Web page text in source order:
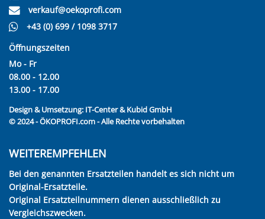
verkauf@oekoprofi.com
+43 (0) 699 / 1098 3717
Öffnungszeiten
Mo - Fr
08.00 - 12.00
13.00 - 17.00
Design & Umsetzung: IT-Center & Kubid GmbH
© 2024 - ÖKOPROFI.com - Alle Rechte vorbehalten
WEITEREMPFEHLEN
Bei den genannten Ersatzteilen handelt es sich nicht um
Original-Ersatzteile.
Original Ersatzteilnummern dienen ausschließlich zu
Vergleichszwecken.